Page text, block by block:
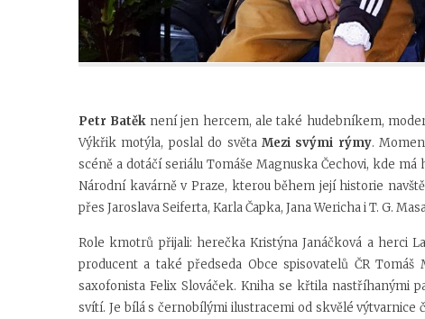
Petr Batěknení jen hercem, ale také hudebníkem,
Výkřik motýla, poslal do světa Mezi svými rýmy.
scéně a dotáčí seriálu Tomáše Magnuska Čechovi, kde
Národní kavárně v Praze, kterou během její historie
přes Jaroslava Seiferta, Karla Čapka, Jana Wericha i T. G.
Role kmotrů přijali: herečka Kristýna Janáčková a herci
producent a také předseda Obce spisovatelů ČR
saxofonista Felix Slováček. Kniha se křtila nastříhanými
svítí. Je bílá s černobílými ilustracemi od skvělé